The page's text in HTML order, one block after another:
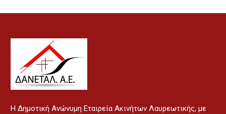
H Δημοτική Ανώνυμη Εταιρεία Ακινήτων Λαυρεωτικής, με